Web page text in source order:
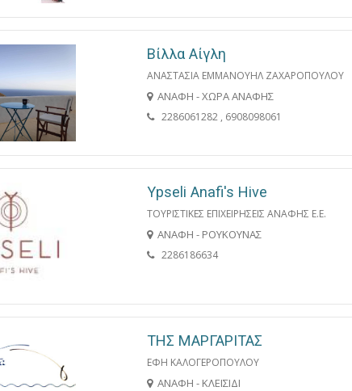
Βίλλα Αίγλη
ΑΝΑΣΤΑΣΙΑ ΕΜΜΑΝΟΥΗΛ ΖΑΧΑΡΟΠΟΥΛΟΥ
ΑΝΑΦΗ - ΧΩΡΑ ΑΝΑΦΗΣ
2286061282 , 6908098061
Ypseli Anafi's Hive
ΤΟΥΡΙΣΤΙΚΕΣ ΕΠΙΧΕΙΡΗΣΕΙΣ ΑΝΑΦΗΣ Ε.Ε.
ΑΝΑΦΗ - ΡΟΥΚΟΥΝΑΣ
2286186634
ΤΗΣ ΜΑΡΓΑΡΙΤΑΣ
ΕΦΗ ΚΑΛΟΓΕΡΟΠΟΥΛΟΥ
ΑΝΑΦΗ - ΚΛΕΙΣΙΔΙ